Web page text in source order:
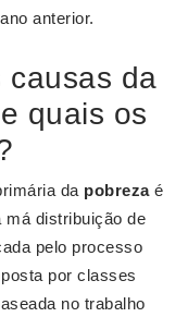
anterior.
causas da
quais os
da pobrezaé
má distribuição de
pelo processo
por classes
no trabalho